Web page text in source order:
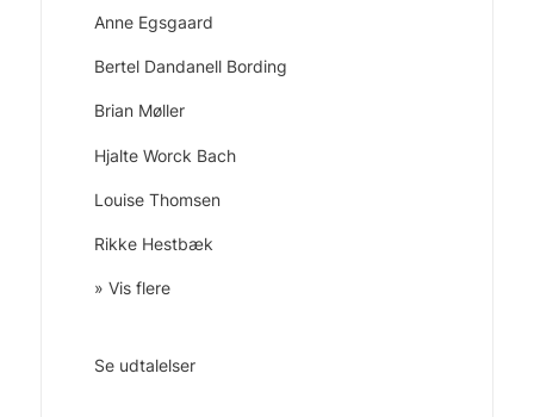
Anne Egsgaard
Bertel Dandanell Bording
Brian Møller
Hjalte Worck Bach
Louise Thomsen
Rikke Hestbæk
» Vis flere
Se udtalelser